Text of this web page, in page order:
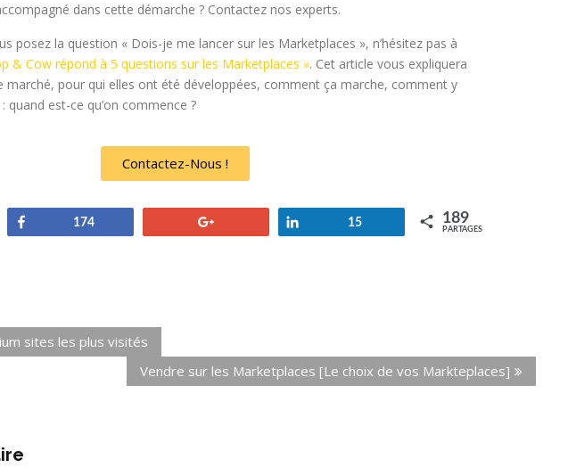
dans cette démarche ? Contactez nos experts.
posez la question « Dois-je me lancer sur les Marketplaces », n’hésitez pas à
& Cow répond à 5 questions sur les Marketplaces ». Cet article vous expliquera
marché, pour qui elles ont été développées, comment ça marche, comment y
est-ce qu’on commence ?
Contactez-Nous !
Partagez
174 Partagez
15 189
PARTAGES
sites les plus visités
Vendre sur les Marketplaces [Le choix de vos Markteplaces]